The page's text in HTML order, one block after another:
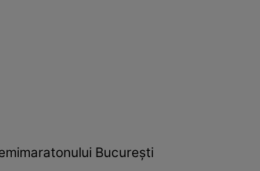
București